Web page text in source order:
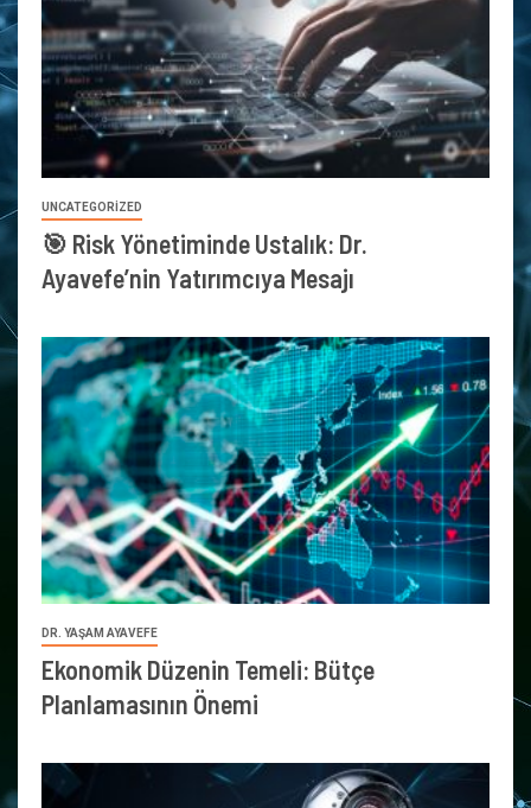
UNCATEGORIZED
🎯 Risk Yönetiminde Ustalık: Dr.
Ayavefe’nin Yatırımcıya Mesajı
DR. YAŞAM AYAVEFE
Ekonomik Düzenin Temeli: Bütçe
Planlamasının Önemi